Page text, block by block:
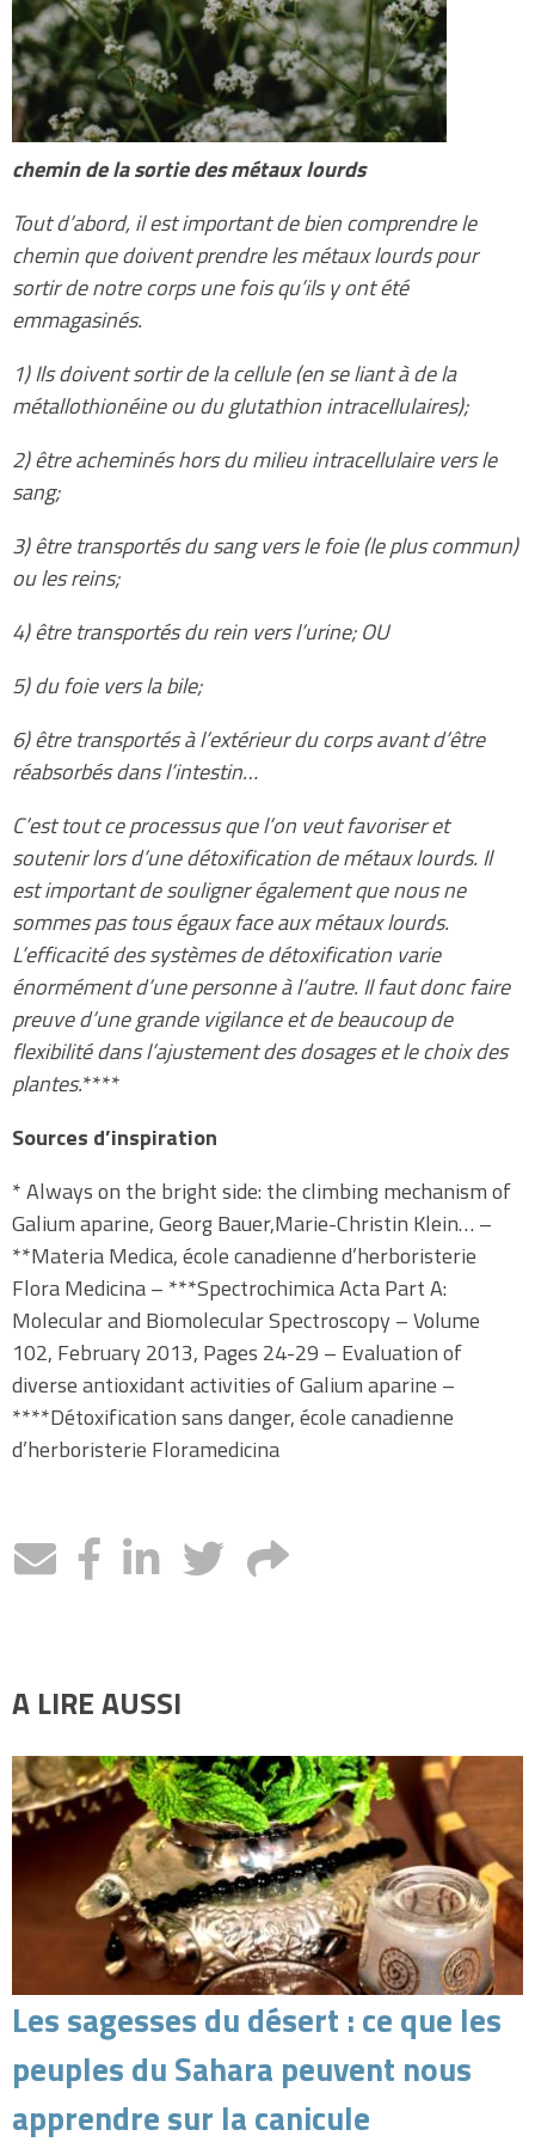
chemin de la sortie des métaux lourds
Tout d’abord, il est important de bien comprendre le
chemin que doivent prendre les métaux lourds pour
sortir de notre corps une fois qu’ils y ont été
emmagasinés.
1) Ils doivent sortir de la cellule (en se liant à de la
métallothionéine ou du glutathion intracellulaires);
2) être acheminés hors du milieu intracellulaire vers le
sang;
3) être transportés du sang vers le foie (le plus commun)
ou les reins;
4) être transportés du rein vers l’urine; OU
5) du foie vers la bile;
6) être transportés à l’extérieur du corps avant d’être
réabsorbés dans l’intestin…
C’est tout ce processus que l’on veut favoriser et
soutenir lors d’une détoxification de métaux lourds. Il
est important de souligner également que nous ne
sommes pas tous égaux face aux métaux lourds.
L’efficacité des systèmes de détoxification varie
énormément d’une personne à l’autre. Il faut donc faire
preuve d’une grande vigilance et de beaucoup de
flexibilité dans l’ajustement des dosages et le choix des
plantes.****
Sources d’inspiration
* Always on the bright side: the climbing mechanism of
Galium aparine, Georg Bauer,Marie-Christin Klein… –
**Materia Medica, école canadienne d’herboristerie
Flora Medicina – ***Spectrochimica Acta Part A:
Molecular and Biomolecular Spectroscopy – Volume
102, February 2013, Pages 24-29 – Evaluation of
diverse antioxidant activities of Galium aparine –
****Détoxification sans danger, école canadienne
d’herboristerie Floramedicina
A LIRE AUSSI
Les sagesses du désert : ce que les
peuples du Sahara peuvent nous
apprendre sur la canicule